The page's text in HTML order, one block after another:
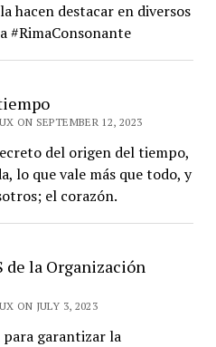
hacen destacar en diversos
#RimaConsonante
ON SEPTEMBER 12, 2023
del origen del tiempo,
lo que vale más que todo, y
el corazón.
de la Organización
ON JULY 3, 2023
garantizar la